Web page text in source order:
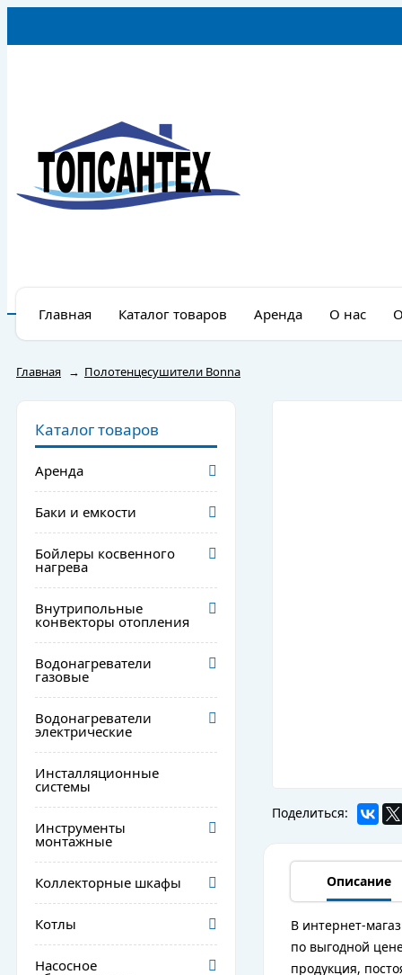
Главная Каталог товаров Аренда О нас
Главная → Полотенцесушители Bonna
Каталог товаров
Аренда
Баки и емкости
Бойлеры косвенного
нагрева
Внутрипольные
конвекторы отопления
Водонагреватели
газовые
Водонагреватели
электрические
Инсталляционные
системы
Инструменты
монтажные
Коллекторные шкафы
Котлы
Насосное
Поделиться:
Описание
В интернет-
по выгодной
продукция,